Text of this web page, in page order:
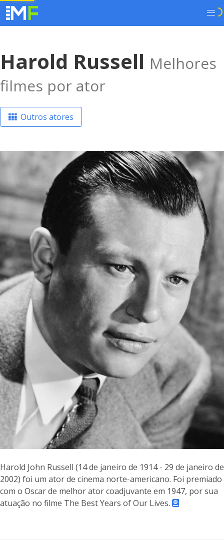
Harold Russell Melhores
filmes por ator
Outros atores
Harold John Russell (14 de janeiro de 1914 - 29 de janeiro de
2002) foi um ator de cinema norte-americano. Foi premiado
com o Oscar de melhor ator coadjuvante em 1947, por sua
atuação no filme The Best Years of Our Lives.